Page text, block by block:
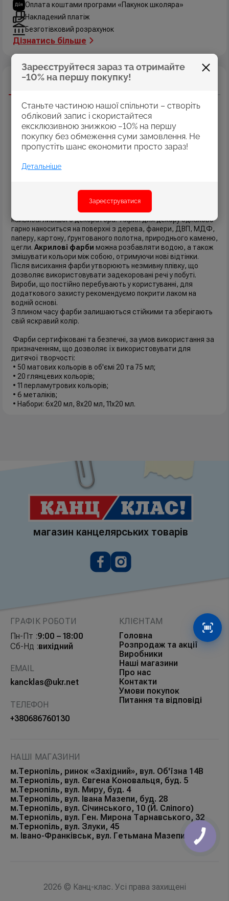
Зареєструйтеся зараз та отримайте
−10% на першу покупку!
Станьте частиною нашої спільноти – створіть
обліковий запис і скористайтеся
ексклюзивною знижкою −10% на першу
покупку без обмеження суми замовлення. Не
пропустіть шанс економити просто зараз!
Детальніше
Зареєструватися
Опис Характеристики
властивості, які роблять роботу декоратора легкою та
приємною.
Особливості:
• Вершкова консистенція забезпечує рівномірне нанесення.
поверхню.
Матові, глянцеві, перламутри та металіки
різноманіття кольорів та ефектів задовільнять
найвибагливішого декоратора. Акрил для декору однаково
гарно наноситься на поверхні з дерева, фанери, ДВП, МДФ,
паперу, картону, ґрунтованого полотна, природнього каменю,
цегли. Акрилові фарби можна розбавляти водою, а також
змішувати кольори між собою, отримуючи нові відтінки.
Після висихання фарби утворюють незмивну плівку, що
дозволяє використовувати задекоровані речі у побуті.
Вироби, що постійно перебувають у користуванні, для
додаткового захисту рекомендуємо покрити лаком на
водній основі.
З плином часу фарби залишаються стійкими та зберігають
свій яскравий колір.
Фарби сертифіковані та безпечні, за умов використання за
призначенням, що дозволяє їх використовувати для
дитячої творчості:
• 50 матових кольорів в об'ємі 20 та 75 мл;
• 20 глянцевих кольорів;
• 11 перламутрових кольорів;
• 6 металіків;
• Набори: 6x20 мл, 8x20 мл, 11x20 мл.
Оплата коштами програми «Пакунок школяра»
Накладений платіж
Безготівковий розрахунок
Дізнатись більше
магазин канцелярських товарів
ГРАФІК РОБОТИ
Пн-Пт :9:00 – 18:00
Сб-Нд :вихідний
EMAIL
kancklas@ukr.net
ТЕЛЕФОН
+380686760130
КЛІЄНТАМ
Головна
Розпродаж та акції
Виробники
Наші магазини
Про нас
Контакти
Умови покупок
Питання та відповіді
НАШІ МАГАЗИНИ
м.Тернопіль, ринок «Західний», вул. Об'їзна 14В
м.Тернопіль, вул. Євгена Коновальця, буд. 5
м.Тернопіль, вул. Миру, буд. 4
м.Тернопіль, вул. Івана Мазепи, буд. 28
м.Тернопіль, вул. Січинського, 10 (Й. Сліпого)
м.Тернопіль, вул. Ген. Мирона Тарнавського, 32
м.Тернопіль, вул. Злуки, 45
м. Івано-Франківськ, вул. Гетьмана Мазепи, 168Б
2026 © Канц-клас. Усі права захищені
КНОПКА
ЗВ'ЯЗКУ